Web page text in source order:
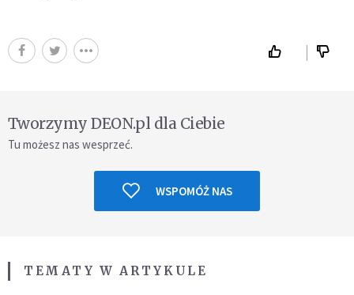
Tworzymy DEON.pl dla Ciebie
Tu możesz nas wesprzeć.
WSPOMÓŻ NAS
TEMATY W ARTYKULE